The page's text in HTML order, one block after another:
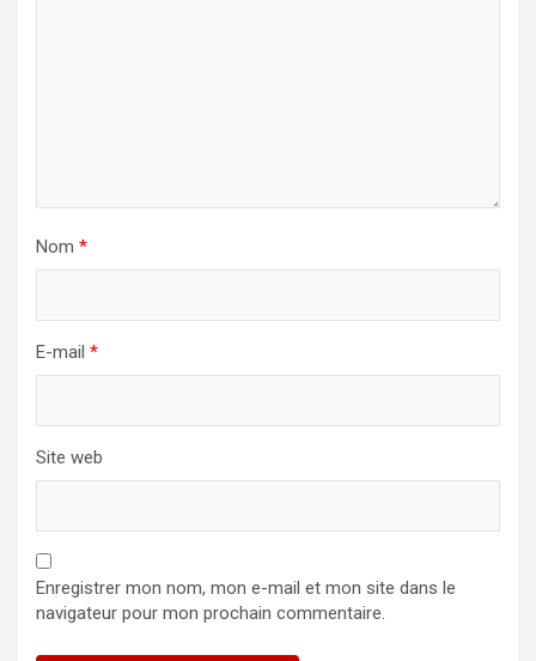
Nom *
E-mail *
Site web
Enregistrer mon nom, mon e-mail et mon site dans le
navigateur pour mon prochain commentaire.